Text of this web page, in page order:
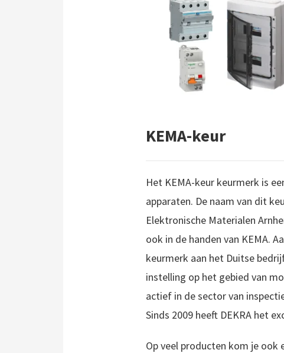
KEMA-keur
Het KEMA-keur keurmerk is
apparaten. De naam van dit
Elektronische Materialen
ook in de handen van KEMA.
keurmerk aan het Duitse
instelling op het gebied van
actief in de sector van
Sinds 2009 heeft DEKRA het
Op veel producten kom je ook